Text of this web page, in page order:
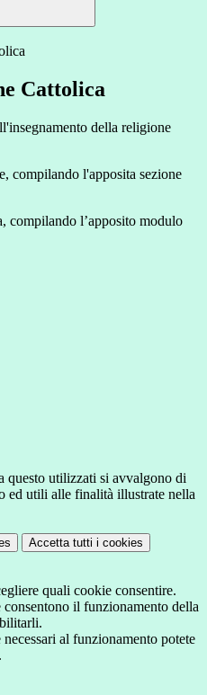
Cattolica
della religione
compilando l'apposita sezione
compilando l’apposito modulo
questo utilizzati si avvalgono di
ed utili alle finalità illustrate nella
Accetta tutti i cookies
quali cookie consentire.
il funzionamento della
al funzionamento potete
.